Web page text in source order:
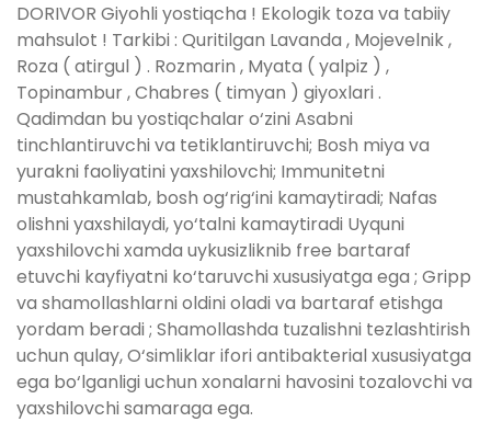
DORIVOR Giyohli yostiqcha ! Ekologik toza va tabiiy
mahsulot ! Tarkibi : Quritilgan Lavanda , Mojevelnik ,
Roza ( atirgul ) . Rozmarin , Myata ( yalpiz ) ,
Topinambur , Chabres ( timyan ) giyoxlari .
Qadimdan bu yostiqchalar o‘zini Asabni
tinchlantiruvchi va tetiklantiruvchi; Bosh miya va
yurakni faoliyatini yaxshilovchi; Immunitetni
mustahkamlab, bosh og‘rig‘ini kamaytiradi; Nafas
olishni yaxshilaydi, yo‘talni kamaytiradi Uyquni
yaxshilovchi xamda uykusizliknib free bartaraf
etuvchi kayfiyatni ko‘taruvchi xususiyatga ega ; Gripp
va shamollashlarni oldini oladi va bartaraf etishga
yordam beradi ; Shamollashda tuzalishni tezlashtirish
uchun qulay, O‘simliklar ifori antibakterial xususiyatga
ega bo‘lganligi uchun xonalarni havosini tozalovchi va
yaxshilovchi samaraga ega.